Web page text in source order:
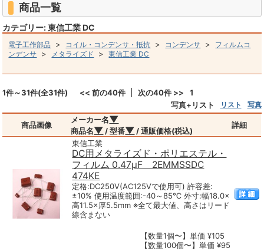
商品一覧
カテゴリー: 東信工業 DC
電子工作部品 > コイル・コンデンサ・抵抗 > コンデンサ > フィルムコ
ンデンサ > メタライズド >東信工業 DC
1件～31件(全31件) << 前の40件 次の40件 >>
1
写真+リスト
リスト 写真
商品画像
メーカー名▼
商品名▼ / 型番▼ / 通販価格(税込)
詳細
東信工業
DC用メタライズド・ポリエステル・
フィルム 0.47μF 2EMMSSDC
474KE
定格:DC250V(AC125Vで使用可) 許容差:
±10% 使用温度範囲:-40～85℃ 外寸:幅18.0×
高11.5×厚5.5mm ※全て最大値、高さはリード
線含まない
【数量1個〜】単価 ¥105
【数量100個〜】単価 ¥95